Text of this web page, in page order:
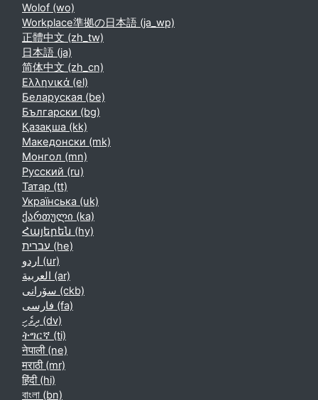
Wolof ‎(wo)‎
Workplace準拠の日本語 ‎(ja_wp)‎
正體中文 ‎(zh_tw)‎
日本語 ‎(ja)‎
简体中文 ‎(zh_cn)‎
Ελληνικά ‎(el)‎
Беларуская ‎(be)‎
Български ‎(bg)‎
Қазақша ‎(kk)‎
Македонски ‎(mk)‎
Монгол ‎(mn)‎
Русский ‎(ru)‎
Татар ‎(tt)‎
Українська ‎(uk)‎
ქართული ‎(ka)‎
Հայերեն ‎(hy)‎
עברית ‎(he)‎
اردو ‎(ur)‎
العربية ‎(ar)‎
سۆرانی ‎(ckb)‎
فارسی ‎(fa)‎
ދިވެހި ‎(dv)‎
ትግርኛ ‎(ti)‎
नेपाली ‎(ne)‎
मराठी ‎(mr)‎
हिंदी ‎(hi)‎
বাংলা ‎(bn)‎